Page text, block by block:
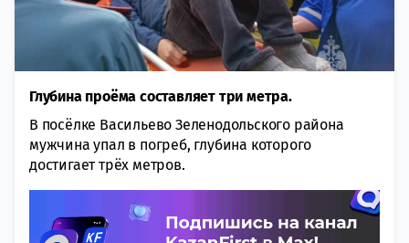
Глубина проёма составляет три метра.
В посëлке Васильево Зеленодольского района
мужчина упал в погреб, глубина которого
достигает трёх метров.